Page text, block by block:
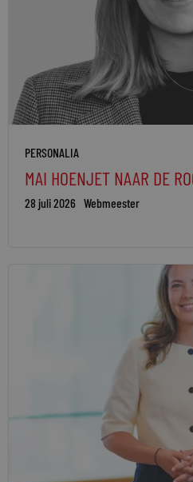
PERSONALIA
MAI HOENJET NAAR DE
28 juli 2026 Webmeester